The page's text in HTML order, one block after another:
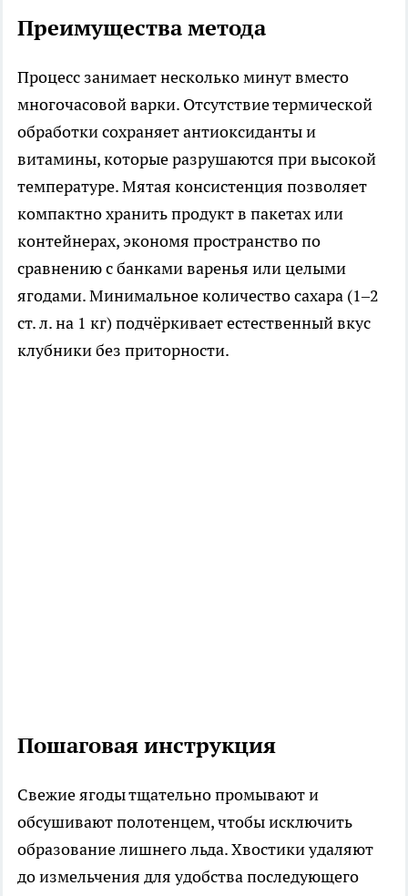
Преимущества метода
Процесс занимает несколько минут вместо
многочасовой варки. Отсутствие термической
обработки сохраняет антиоксиданты и
витамины, которые разрушаются при высокой
температуре. Мятая консистенция позволяет
компактно хранить продукт в пакетах или
контейнерах, экономя пространство по
сравнению с банками варенья или целыми
ягодами. Минимальное количество сахара (1–2
ст. л. на 1 кг) подчёркивает естественный вкус
клубники без приторности.
Пошаговая инструкция
Свежие ягоды тщательно промывают и
обсушивают полотенцем, чтобы исключить
образование лишнего льда. Хвостики удаляют
до измельчения для удобства последующего